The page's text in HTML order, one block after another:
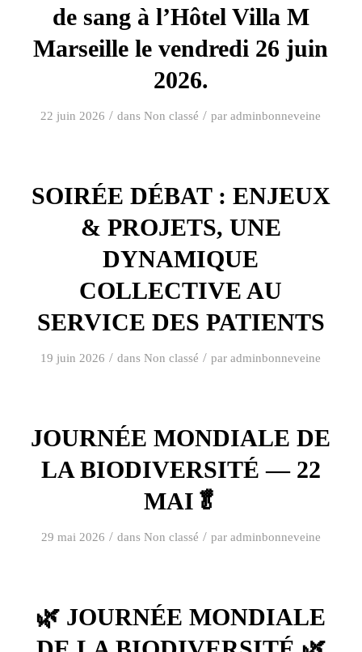
de sang à l’Hôtel Villa M
Marseille le vendredi 26 juin
2026.
22 juin 2026 / dansNon classé / paradminbonneveine
SOIRÉE DÉBAT : ENJEUX
& PROJETS, UNE
DYNAMIQUE
COLLECTIVE AU
SERVICE DES PATIENTS
19 juin 2026 / dansNon classé / paradminbonneveine
JOURNÉE MONDIALE DE
LA BIODIVERSITÉ — 22
MAI🥬
29 mai 2026 / dans Non classé / par adminbonneveine
🌿 JOURNÉE MONDIALE